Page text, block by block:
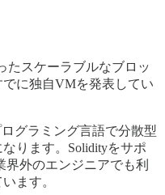
たスケーラブルなブロッ
に独自VMを発表してい
グラミング言語で分散型
ります。Solidityをサポ
外のエンジニアでも利
ます。